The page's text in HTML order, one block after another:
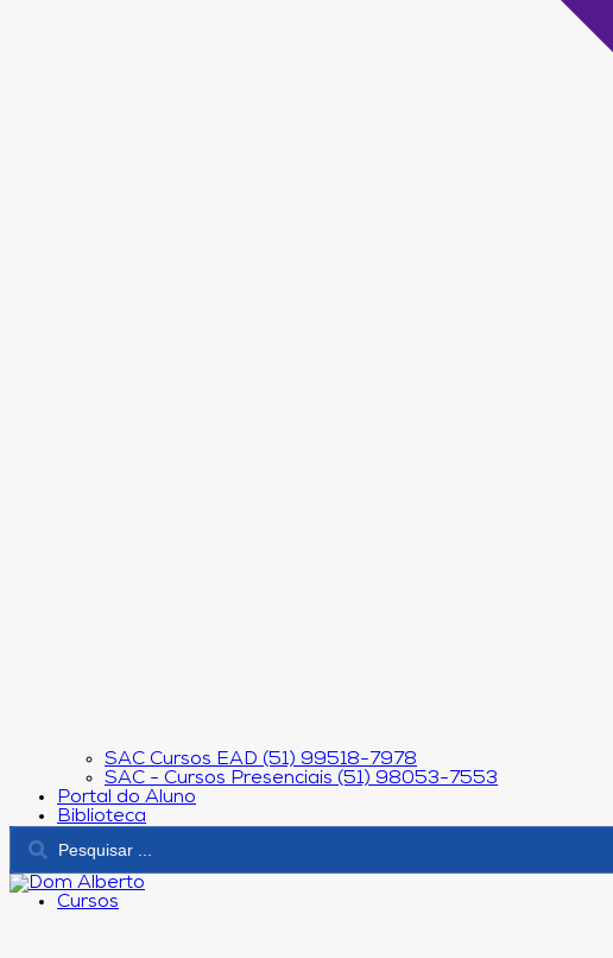
SAC Cursos EAD (51) 99518-7978
SAC - Cursos Presenciais (51) 98053-7553
Portal do Aluno
Biblioteca
Cursos